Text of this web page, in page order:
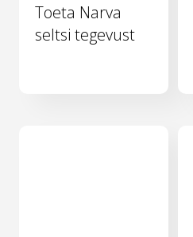
Toeta Narva
seltsi tegevust